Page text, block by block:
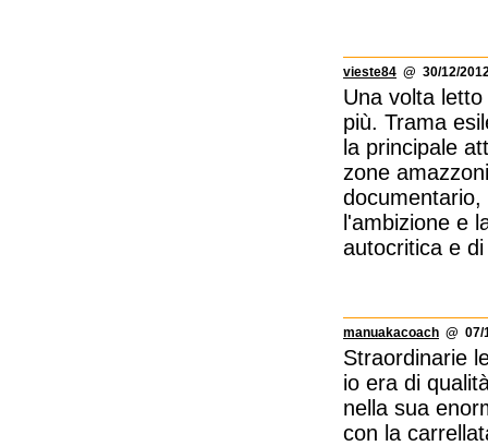
vieste84 @ 30/12/
Una volta
più. Trama
la principale
zone
l'ambizione e
autocritica e
manuakacoach @ 07/
Straordinarie
io era di
nella sua
con la